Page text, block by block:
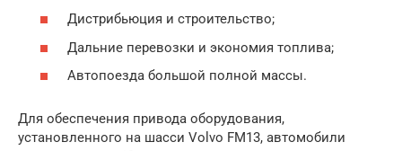
Дистрибьюция и строительство;
Дальние перевозки и экономия топлива;
Автопоезда большой полной массы.
Для обеспечения привода оборудования,
установленного на шасси Volvo FM13, автомобили